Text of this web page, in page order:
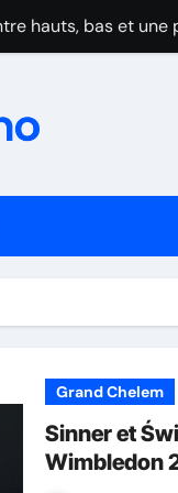
hauts, bas et une
maudit par les
après l’abandon
Les frères
Wimbledon 2025
Grand Chelem
Sinner et
Wimbledon